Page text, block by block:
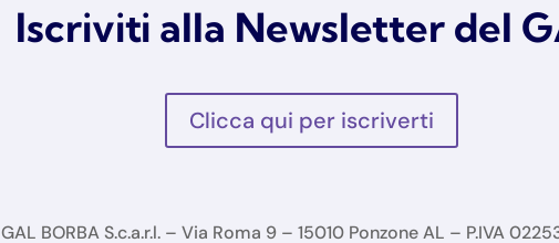
Iscriviti alla Newsletter del
Clicca qui per iscriverti
GAL BORBA S.c.a.r.l. – Via Roma 9 – 15010 Ponzone AL – P.IVA